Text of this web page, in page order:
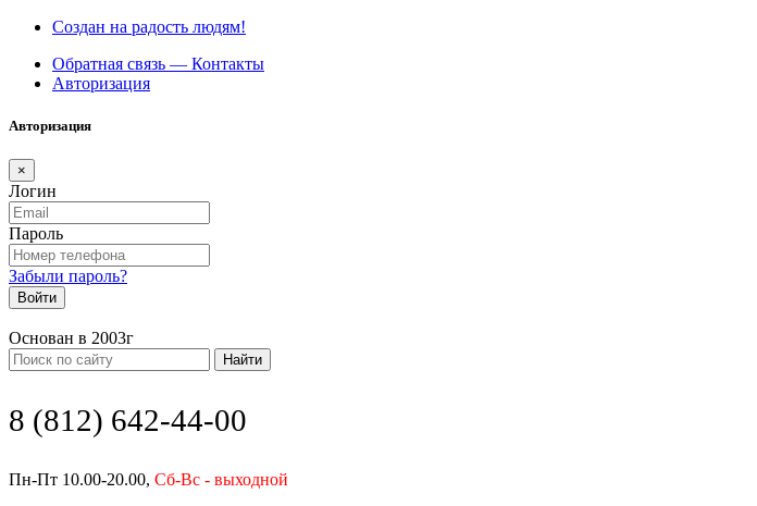
Создан на радость людям!
Обратная связь — Контакты
Авторизация
Авторизация
×
Логин
Пароль
Забыли пароль?
Войти
Основан в 2003г
Найти
8 (812) 642-44-00
Пн-Пт 10.00-20.00, Сб-Вс - выходной